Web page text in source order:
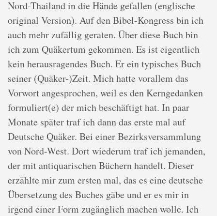
Nord-Thailand in die Hände gefallen (englische
original Version). Auf den Bibel-Kongress bin ich
auch mehr zufällig geraten. Über diese Buch bin
ich zum Quäkertum gekommen. Es ist eigentlich
kein herausragendes Buch. Er ein typisches Buch
seiner (Quäker-)Zeit. Mich hatte vorallem das
Vorwort angesprochen, weil es den Kerngedanken
formuliert(e) der mich beschäftigt hat. In paar
Monate später traf ich dann das erste mal auf
Deutsche Quäker. Bei einer Bezirksversammlung
von Nord-West. Dort wiederum traf ich jemanden,
der mit antiquarischen Büchern handelt. Dieser
erzählte mir zum ersten mal, das es eine deutsche
Übersetzung des Buches gäbe und er es mir in
irgend einer Form zugänglich machen wolle. Ich